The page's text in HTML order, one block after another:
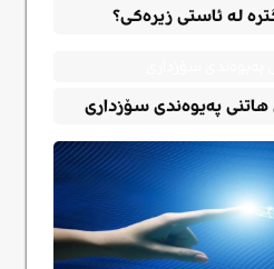
لە ئاستی زیرەکی؟
هاتنی پەیوەندی سۆزداری